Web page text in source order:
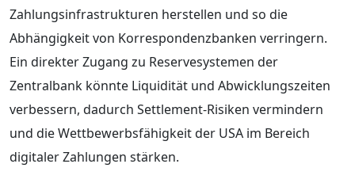
Zahlungsinfrastrukturen herstellen und so die
Abhängigkeit von Korrespondenzbanken verringern.
Ein direkter Zugang zu Reservesystemen der
Zentralbank könnte Liquidität und Abwicklungszeiten
verbessern, dadurch Settlement-Risiken vermindern
und die Wettbewerbsfähigkeit der USA im Bereich
digitaler Zahlungen stärken.